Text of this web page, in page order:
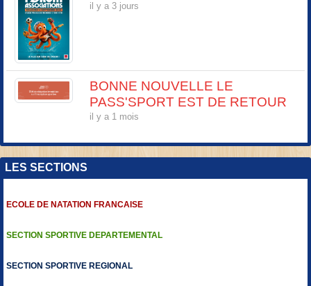
il y a 3 jours
BONNE NOUVELLE LE
PASS'SPORT EST DE RETOUR
il y a 1 mois
LES SECTIONS
ECOLE DE NATATION FRANCAISE
SECTION SPORTIVE DEPARTEMENTAL
SECTION SPORTIVE REGIONAL